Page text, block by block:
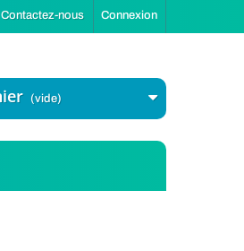
Connexion
Contactez-nous
(vide)